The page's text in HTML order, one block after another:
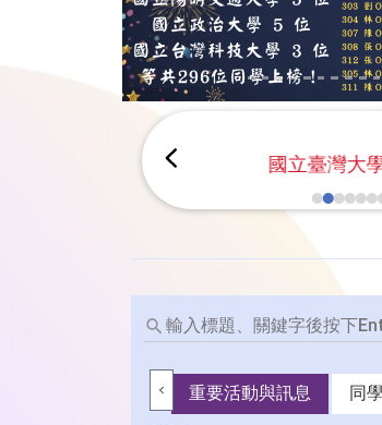
重要活動與訊息 同